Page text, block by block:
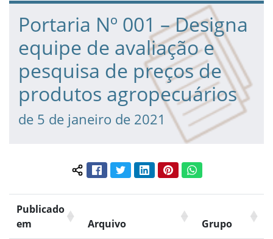
Fim da navegação
Início do conteúdo
Portaria Nº 001 – Designa
equipe de avaliação e
pesquisa de preços de
produtos agropecuários
de 5 de janeiro de 2021
Compartilhar conteúdo:
FacebookTwitterLinkedInPinterestWhatsApp
Publicado
em
Arquivo Grupo